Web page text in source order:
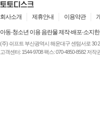
회사소개 제휴안내 이용약관
아동·청소년 이용 음란물 제작·배포·소지
(주) 쉬프트 부산광역시 해운대구 센텀서로 30
고객센터: 1544-9708 팩스: 070-4850-8582 저작